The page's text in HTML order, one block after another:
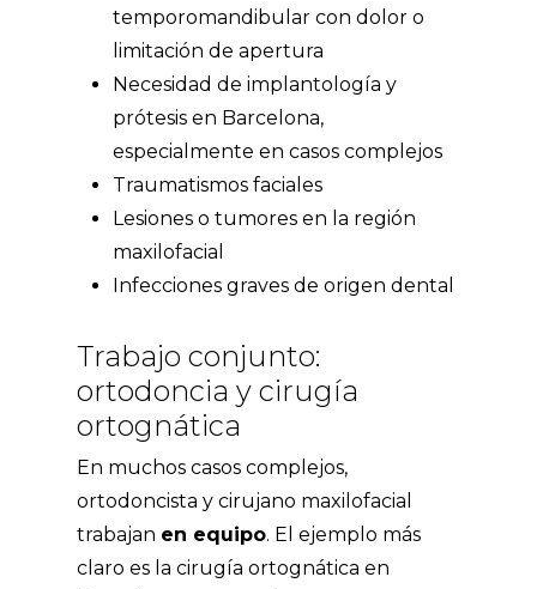
temporomandibular con dolor o
limitación de apertura
Necesidad de implantología y
prótesis en Barcelona,
especialmente en casos complejos
Traumatismos faciales
Lesiones o tumores en la región
maxilofacial
Infecciones graves de origen dental
Trabajo conjunto:
ortodoncia y cirugía
ortognática
En muchos casos complejos,
ortodoncista y cirujano maxilofacial
trabajan en equipo. El ejemplo más
claro es la cirugía ortognática en